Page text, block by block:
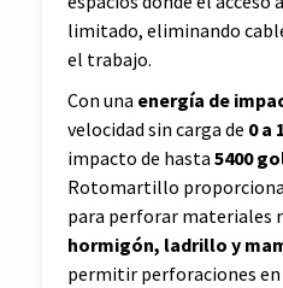
limitado, eliminando
el trabajo.
Con una energía de
velocidad sin carga de 0 a
impacto de hasta 5400
Rotomartillo
para perforar materiales
hormigón, ladrillo y
permitir perforaciones en